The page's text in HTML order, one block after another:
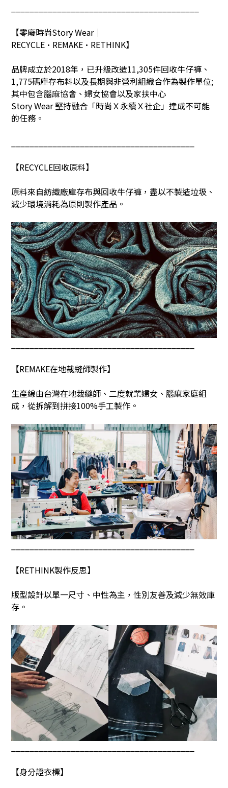
【零廢時尚Story Wear｜
RECYCLE•REMAKE•RETHINK】
品牌成立於2018年，已升級改造11,305件回收牛仔褲、
1,775碼庫存布料以及長期與非營利組織合作為製作單位;
其中包含腦麻協會、婦女協會以及家扶中心
Story Wear堅持融合「時尚Ｘ永續Ｘ社企」達成不可能
的任務。
【RECYCLE回收原料】
原料來自紡織廠庫存布與回收牛仔褲，盡以不製造垃圾、
減少環境消耗為原則製作產品。
【REMAKE在地裁縫師製作】
生產線由台灣在地裁縫師、二度就業婦女、腦麻家庭組
成，從拆解到拼接100%手工製作。
【RETHINK製作反思】
版型設計以單一尺寸、中性為主，性別友善及減少無效庫
存。
【身分證衣標】